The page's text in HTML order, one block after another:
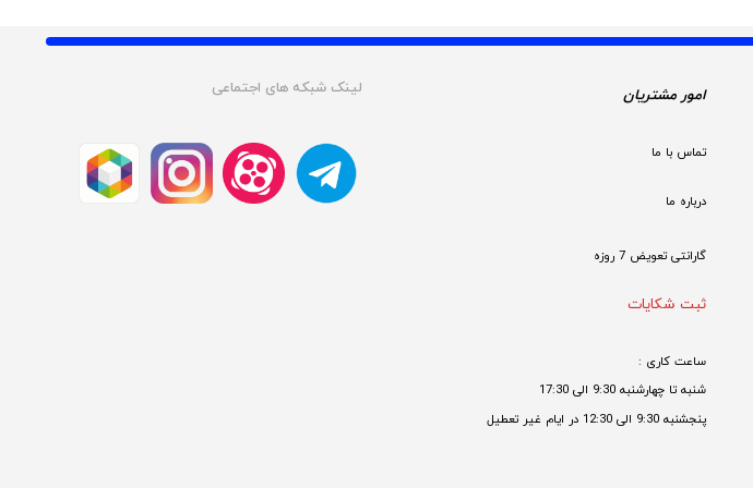
امور مشتریان
تماس با ما
درباره ما
گارانتی تعویض 7 روزه
ثبت شکایات
ساعت کاری :
شنبه تا چهارشنبه 9:30 الی 17:30
پنجشنبه 9:30 الی 12:30 در ایام غیر تعطیل
لینک شبکه های اجتماعی